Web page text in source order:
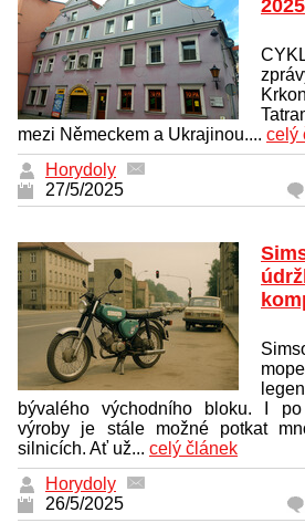
2025
mezi Německem a Ukrajinou.... celý
Horydoly
27/5/2025
bývalého východního bloku. I
výroby je stále možné potkat
silnicích. Ať už... celý článek
Horydoly
26/5/2025